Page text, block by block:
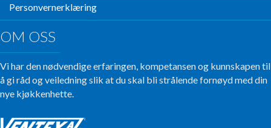
Personvernerklæring
OM OSS
Vi har den nødvendige erfaringen, kompetansen og kunnskapen til
å gi råd og veiledning slik at du skal bli strålende fornøyd med din
nye kjøkkenhette.